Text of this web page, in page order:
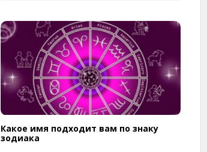
Какое имя подходит вам по знаку
зодиака